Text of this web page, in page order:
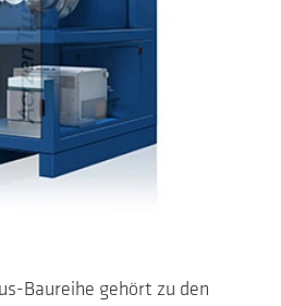
Baureihe gehört zu den